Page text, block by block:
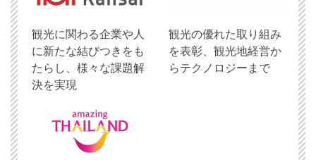
観光に関わる企業や人
に新たな結びつきをも
たらし、様々な課題解
決を実現
観光の優れた取り組み
を表彰、観光地経営か
らテクノロジーまで